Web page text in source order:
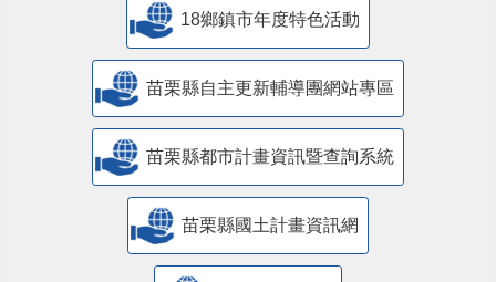
18鄉鎮市年度特色活動
苗栗縣自主更新輔導團網站專區
苗栗縣都市計畫資訊暨查詢系統
苗栗縣國土計畫資訊網